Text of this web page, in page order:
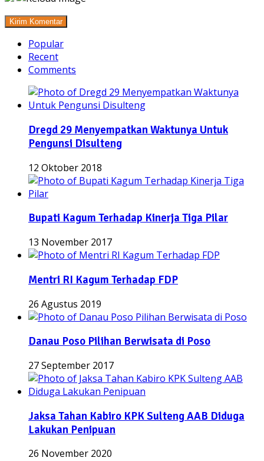
Popular
Recent
Comments
Dregd 29 Menyempatkan Waktunya Untuk
Pengunsi Disulteng
12 Oktober 2018
Bupati Kagum Terhadap Kinerja Tiga Pilar
13 November 2017
Mentri RI Kagum Terhadap FDP
26 Agustus 2019
Danau Poso Pilihan Berwisata di Poso
27 September 2017
Jaksa Tahan Kabiro KPK Sulteng AAB Diduga
Lakukan Penipuan
26 November 2020